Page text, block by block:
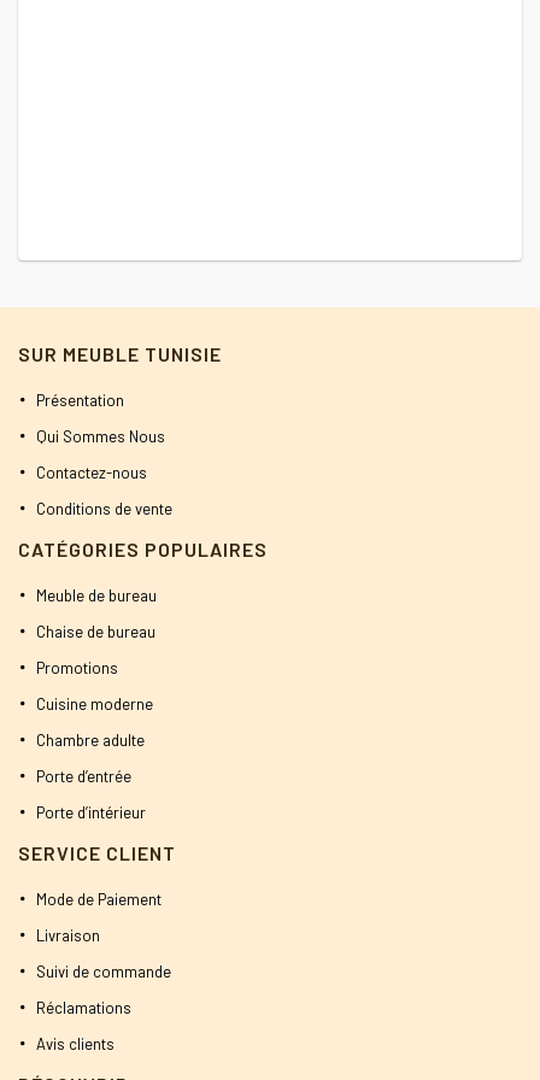
SUR MEUBLE TUNISIE
Présentation
Qui Sommes Nous
Contactez-nous
Conditions de vente
CATÉGORIES POPULAIRES
Meuble de bureau
Chaise de bureau
Promotions
Cuisine moderne
Chambre adulte
Porte d’entrée
Porte d’intérieur
SERVICE CLIENT
Mode de Paiement
Livraison
Suivi de commande
Réclamations
Avis clients